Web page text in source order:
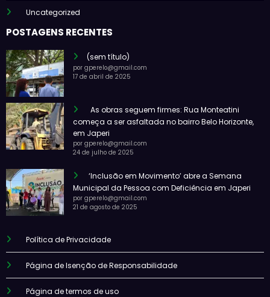
Uncategorized
POSTAGENS RECENTES
(sem título)
por gperelo@gmail.com
17 de abril de 2025
As obras seguem firmes: Rua Monteatini
começa a ser asfaltada no bairro Belo Horizonte,
em Japeri
por gperelo@gmail.com
24 de julho de 2025
‘Inclusão em Movimento’ abre a Semana
Municipal da Pessoa com Deficiência em Japeri
por gperelo@gmail.com
21 de agosto de 2025
Política de Privacidade
Página de Isenção de Responsabilidade
Página de termos de uso